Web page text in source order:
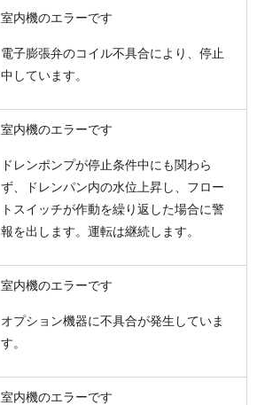
室内機のエラーです
電子膨張弁のコイル不具合により、停止
中しています。
室内機のエラーです
ドレンポンプが停止条件中にも関わら
ず、ドレンパン内の水位上昇し、フロー
トスイッチが作動を繰り返した場合に警
報を出します。運転は継続します。
室内機のエラーです
オプション機器に不具合が発生していま
す。
室内機のエラーです